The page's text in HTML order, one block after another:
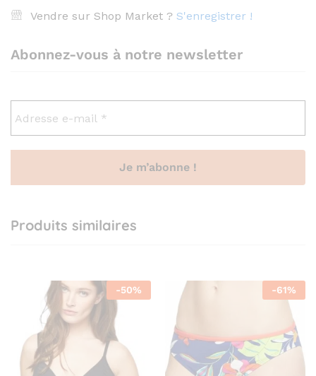
Vendre sur Shop Market ? S'enregistrer !
Abonnez-vous à notre newsletter
Produits similaires
-50% -61%